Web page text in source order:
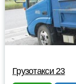
Грузотакси 23